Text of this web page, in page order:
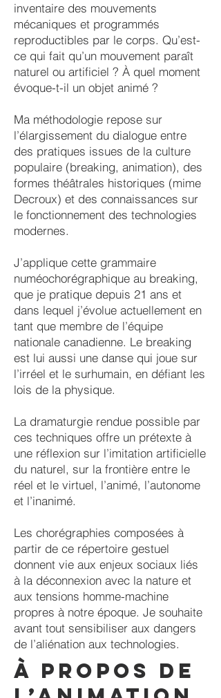
inventaire des mouvements
mécaniques et programmés
reproductibles par le corps. Qu’est-
ce qui fait qu’un mouvement paraît
naturel ou artificiel ? À quel moment
évoque-t-il un objet animé ?
Ma méthodologie repose sur
l’élargissement du dialogue entre
des pratiques issues de la culture
populaire (breaking, animation), des
formes théâtrales historiques (mime
Decroux) et des connaissances sur
le fonctionnement des technologies
modernes.
J’applique cette grammaire
numéochorégraphique au breaking,
que je pratique depuis 21 ans et
dans lequel j’évolue actuellement en
tant que membre de l’équipe
nationale canadienne. Le breaking
est lui aussi une danse qui joue sur
l’irréel et le surhumain, en défiant les
lois de la physique.
La dramaturgie rendue possible par
ces techniques offre un prétexte à
une réflexion sur l’imitation artificielle
du naturel, sur la frontière entre le
réel et le virtuel, l’animé, l’autonome
et l’inanimé.
Les chorégraphies composées à
partir de ce répertoire gestuel
donnent vie aux enjeux sociaux liés
à la déconnexion avec la nature et
aux tensions homme-machine
propres à notre époque. Je souhaite
avant tout sensibiliser aux dangers
de l’aliénation aux technologies.
À propos de